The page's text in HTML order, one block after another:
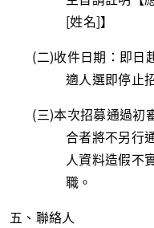
[姓名]】
(二)收件日期：即日
適人選即停止
(三)本次招募通過初
合者將不另行
人資料造假不
職。
五、聯絡人